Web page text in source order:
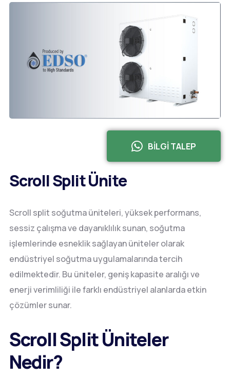
BİLGİ TALEP
Scroll Split Ünite
Scroll split soğutma üniteleri, yüksek performans,
sessiz çalışma ve dayanıklılık sunan, soğutma
işlemlerinde esneklik sağlayan üniteler olarak
endüstriyel soğutma uygulamalarında tercih
edilmektedir. Bu üniteler, geniş kapasite aralığı ve
enerji verimliliği ile farklı endüstriyel alanlarda etkin
çözümler sunar.
Scroll Split Üniteler
Nedir?